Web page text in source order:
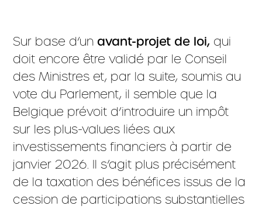
Sur base d’un avant-projet de loi, qui
doit encore être validé par le Conseil
des Ministres et, par la suite, soumis au
vote du Parlement, il semble que la
Belgique prévoit d’introduire un impôt
sur les plus-values liées aux
investissements financiers à partir de
janvier 2026. Il s’agit plus précisément
de la taxation des bénéfices issus de la
cession de participations substantielles